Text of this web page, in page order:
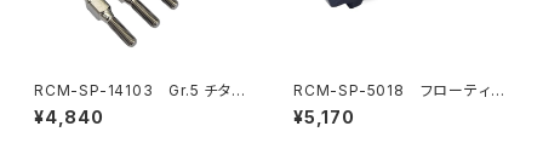
RCM-SP-14103 Gr.5 チタン
ターンバックルセット(オプショ
ン)
¥4,840
RCM-SP-5018 フローティン
グエレクトロニクスプレートバル
クヘッド(6.5g)(オプション)
¥5,170